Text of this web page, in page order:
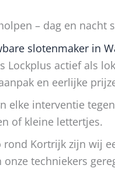
– dag en nacht
slotenmaker in
Lockplus actief als
en eerlijke
elke interventie
of kleine lettertjes.
rond Kortrijk zijn wij
onze techniekers